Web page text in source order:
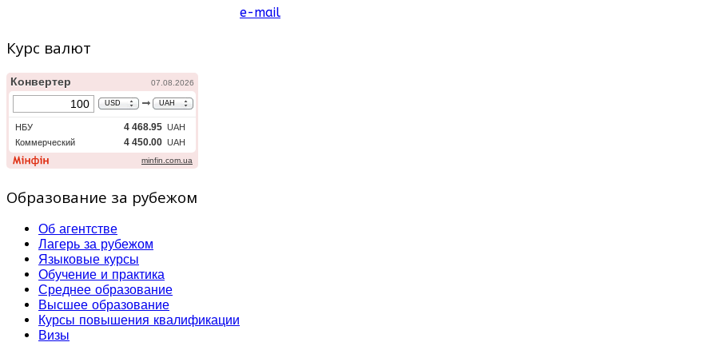
e-mail
Курс валют
Образование за рубежом
Об агентстве
Лагерь за рубежом
Языковые курсы
Обучение и практика
Среднее образование
Высшее образование
Курсы повышения квалификации
Визы